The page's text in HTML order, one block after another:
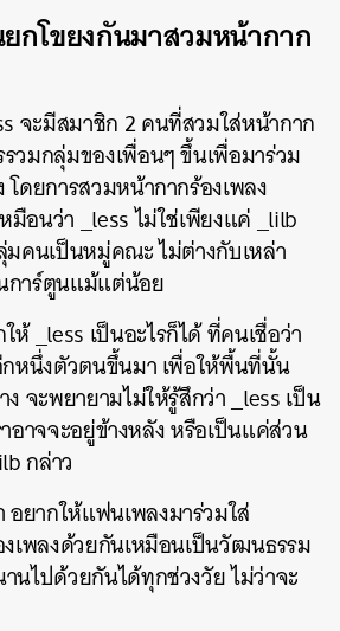
กโขยงกันมาสวมหน้ากาก
จะมีสมาชิก 2 คนที่สวมใส่หน้ากาก
วมกลุ่มของเพื่อนๆ ขึ้นเพื่อมาร่วม
ดยการสวมหน้ากากร้องเพลง
มือนว่า _less ไม่ใช่เพียงแค่ _lilb
คนเป็นหมู่คณะ ไม่ต่างกับเหล่า
การ์ตูนแม้แต่น้อย
ห้ _less เป็นอะไรก็ได้ ที่คนเชื่อว่า
กหนึ่งตัวตนขึ้นมา เพื่อให้พื้นที่นั้น
ง จะพยายามไม่ให้รู้สึกว่า _less เป็น
อาจจะอยู่ข้างหลัง หรือเป็นแค่ส่วน
กล่าว
อยากให้แฟนเพลงมาร่วมใส่
เพลงด้วยกันเหมือนเป็นวัฒนธรรม
นไปด้วยกันได้ทุกช่วงวัย ไม่ว่าจะ